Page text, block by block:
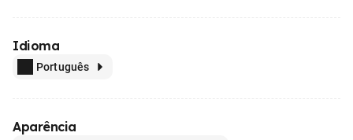
Idioma
Português
Aparência